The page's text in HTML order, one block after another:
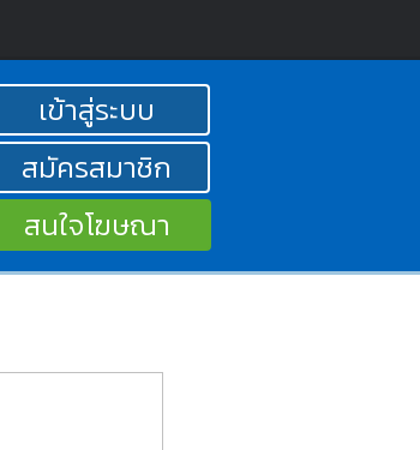
เข้าสู่ระบบ
สมัครสมาชิก
สนใจโฆษณา